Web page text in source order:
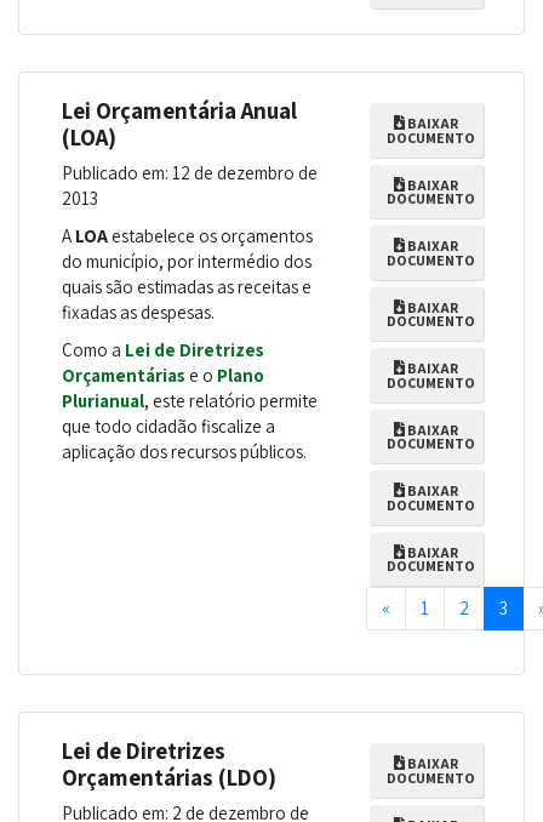
Lei Orçamentária Anual
(LOA)
Publicado em: 12 de dezembro de
2013
A LOAestabelece os orçamentos
do município, por intermédio dos
quais são estimadas as receitas e
fixadas as despesas.
Como a Lei de Diretrizes
Orçamentárias e o Plano
Plurianual, este relatório permite
que todo cidadão fiscalize a
aplicação dos recursos públicos.
BAIXAR
DOCUMENTO
BAIXAR
DOCUMENTO
BAIXAR
DOCUMENTO
BAIXAR
DOCUMENTO
BAIXAR
DOCUMENTO
BAIXAR
DOCUMENTO
BAIXAR
DOCUMENTO
BAIXAR
DOCUMENTO
«Previous
1 2 3
Lei de Diretrizes
Orçamentárias (LDO)
Publicado em: 2 de dezembro de
BAIXAR
DOCUMENTO